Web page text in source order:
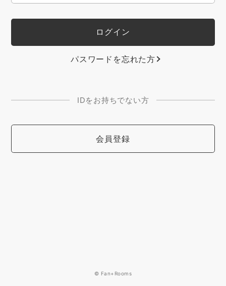
パスワードを忘れた方
IDをお持ちでない方
会員登録
© Fan+Rooms